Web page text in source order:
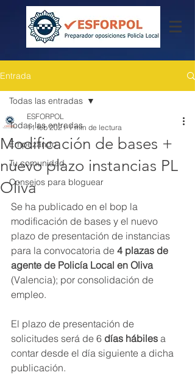
Entrada
Todas las entradas
Empezando
Tu comunidad
Consejos para bloguear
Todas las entradas
Modificación de bases +
nuevo plazo instancias PL
Oliva
ESFORPOL
11 feb 2021 1 min de lectura
Se ha publicado en el bop la
modificación de bases y el nuevo
plazo de presentación de instancias
para la convocatoria de 4 plazas de
agente de Policía Local en Oliva
(Valencia); por consolidación de
empleo.
El plazo de presentación de
solicitudes será de 6 días hábiles a
contar desde el día siguiente a dicha
publicación.